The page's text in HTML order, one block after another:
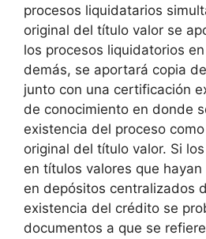
procesos liquidatarios
original del título valor se
los procesos liquidatorios
demás, se aportará copia
junto con una certificación
de conocimiento en donde
existencia del proceso
original del título valor. Si
en títulos valores que
en depósitos centralizados
existencia del crédito se
documentos a que se